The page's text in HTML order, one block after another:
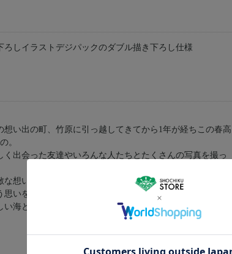
しイラストデジパックのダブル描き下ろし仕様
い出の町、竹原に引っ越してきてから1年が経ちこの春高
。
出会った友達やいろんな人たちとたくさんの写真を撮っ
想い出の数々・・・、
いを胸に、楓は新たなチャレンジを始めます。
海と島々、あたたかな人たちに囲まれた高校生たちの生